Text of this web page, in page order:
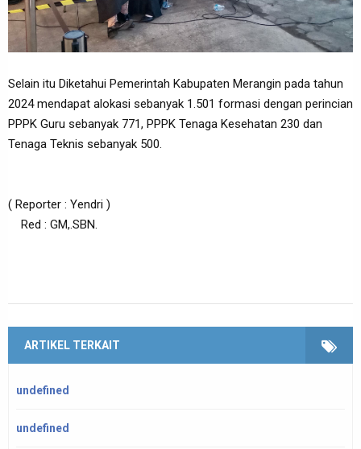
Selain itu Diketahui Pemerintah Kabupaten Merangin pada tahun
2024 mendapat alokasi sebanyak 1.501 formasi dengan perincian
PPPK Guru sebanyak 771, PPPK Tenaga Kesehatan 230 dan
Tenaga Teknis sebanyak 500.
( Reporter : Yendri )
Red : GM,.SBN.
ARTIKEL TERKAIT
undefined
undefined